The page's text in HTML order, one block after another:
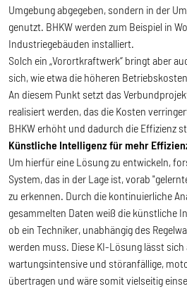
Umgebung abgegeben, sondern in der
genutzt. BHKW werden zum Beispiel in
Industriegebäuden installiert.
Solch ein „Vorortkraftwerk“ bringt aber
sich, wie etwa die höheren
An diesem Punkt setzt das
realisiert werden, das die Kosten
BHKW erhöht und dadurch die Effizienz
Künstliche Intelligenz für mehr
Um hierfür eine Lösung zu entwickeln,
System, das in der Lage ist, vorab
zu erkennen. Durch die kontinuierliche
gesammelten Daten weiß die künstliche
ob ein Techniker, unabhängig des
werden muss. Diese KI-Lösung lässt
wartungsintensive und störanfällige,
übertragen und wäre somit vielseitig